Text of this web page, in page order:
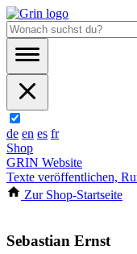
de en es fr
Shop
GRIN Website
Texte veröffentlichen,
Zur Shop-Startseite
Sebastian Ernst